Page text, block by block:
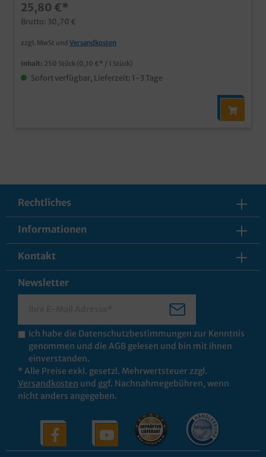
25,80 €*
Brutto: 30,70 €
zzgl. MwSt und Versandkosten
Inhalt: 250 Stück (0,10 €* / 1 Stück)
Sofort verfügbar, Lieferzeit: 1-3 Tage
Rechtliches
Informationen
Kontakt
Newsletter
Ich habe die Datenschutzbestimmungen zur Kenntnis
genommen und die AGB gelesen und bin mit ihnen
einverstanden.
* Alle Preise exkl. gesetzl. Mehrwertsteuer zzgl.
Versandkosten und ggf. Nachnahmegebühren, wenn
nicht anders angegeben.